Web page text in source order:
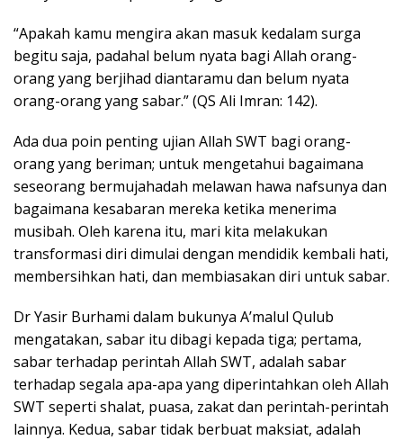
“Apakah kamu mengira akan masuk kedalam surga
begitu saja, padahal belum nyata bagi Allah orang-
orang yang berjihad diantaramu dan belum nyata
orang-orang yang sabar.” (QS Ali Imran: 142).
Ada dua poin penting ujian Allah SWT bagi orang-
orang yang beriman; untuk mengetahui bagaimana
seseorang bermujahadah melawan hawa nafsunya dan
bagaimana kesabaran mereka ketika menerima
musibah. Oleh karena itu, mari kita melakukan
transformasi diri dimulai dengan mendidik kembali hati,
membersihkan hati, dan membiasakan diri untuk sabar.
Dr Yasir Burhami dalam bukunya A’malul Qulub
mengatakan, sabar itu dibagi kepada tiga; pertama,
sabar terhadap perintah Allah SWT, adalah sabar
terhadap segala apa-apa yang diperintahkan oleh Allah
SWT seperti shalat, puasa, zakat dan perintah-perintah
lainnya. Kedua, sabar tidak berbuat maksiat, adalah